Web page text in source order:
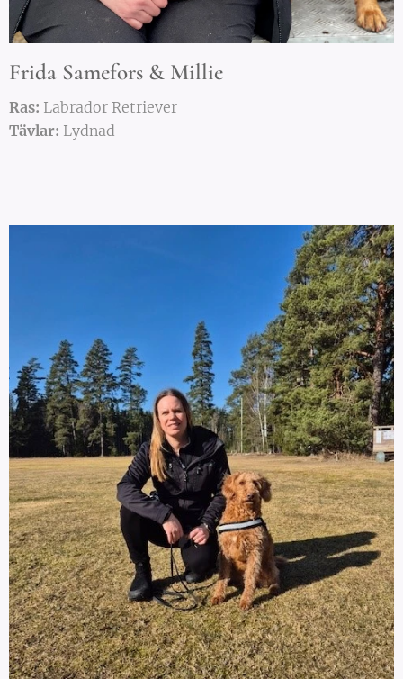
Frida Samefors & Millie
Ras: Labrador Retriever
Tävlar: Lydnad